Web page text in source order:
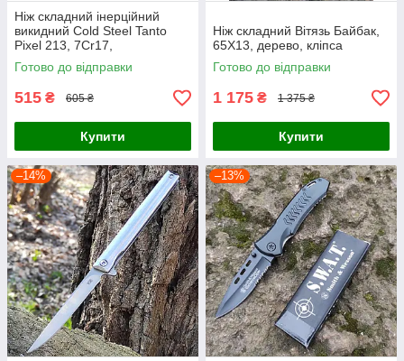
Ніж складний інерційний
викидний Cold Steel Tanto
Pixel 213, 7Cr17,
Готово до відправки
515 ₴ 605 ₴
Купити
Ніж складний Вітязь Байбак,
65Х13, дерево, кліпса
Готово до відправки
1 175 ₴ 1 375 ₴
Купити
–14% –13%